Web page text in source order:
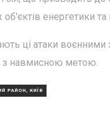
енергетики
ці атаки
з навмисною метою.
РАЙОН, КИЇВ